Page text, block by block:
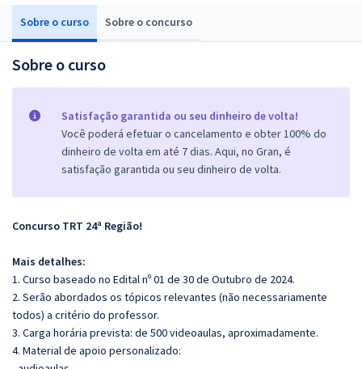
Sobre o curso Sobre o concurso
Sobre o curso
Satisfação garantida ou seu dinheiro de volta!
Você poderá efetuar o cancelamento e obter 100% do
dinheiro de volta em até 7 dias. Aqui, no Gran, é
satisfação garantida ou seu dinheiro de volta.
Concurso TRT 24ª Região!
Mais detalhes:
1. Curso baseado no Edital nº 01 de 30 de Outubro de 2024.
2. Serão abordados os tópicos relevantes (não necessariamente
todos) a critério do professor.
3. Carga horária prevista: de 500 videoaulas, aproximadamente.
4. Material de apoio personalizado: